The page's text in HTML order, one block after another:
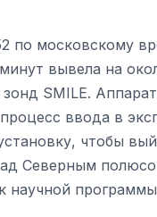
по московскому
вывела на
SMILE.
ввода в
чтобы
Северным